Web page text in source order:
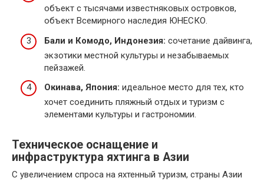
объект с тысячами известняковых островков,
объект Всемирного наследия ЮНЕСКО.
Бали и Комодо, Индонезия: сочетание дайвинга,
экзотики местной культуры и незабываемых
пейзажей.
Окинава, Япония: идеальное место для тех, кто
хочет соединить пляжный отдых и туризм с
элементами культуры и гастрономии.
Техническое оснащение и
инфраструктура яхтинга в Азии
С увеличением спроса на яхтенный туризм, страны Азии